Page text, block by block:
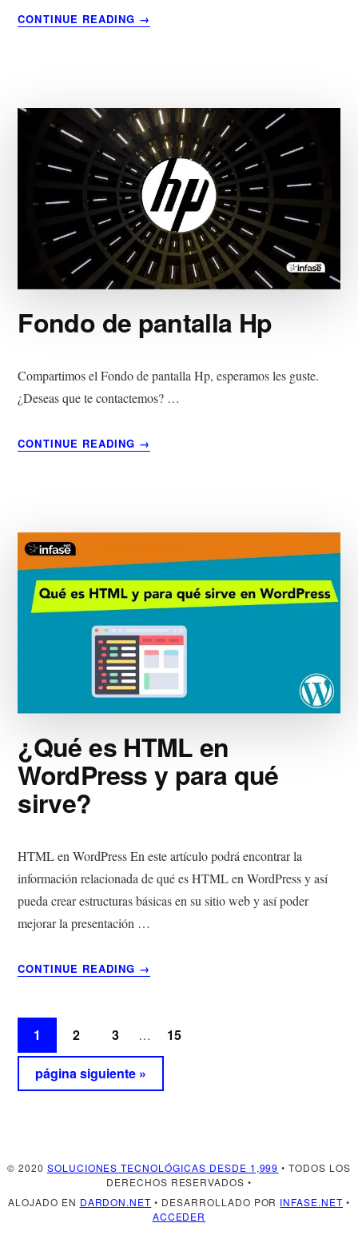
CONTINUE READING
ACERCA
DE
→
Fondo de pantalla Hp
Compartimos el Fondo de pantalla Hp, esperamos les guste.
¿Deseas que te contactemos? …
CONTINUE READING
ACERCA
→
¿Qué es HTML en
WordPress y para qué
sirve?
HTML en WordPress En este artículo podrá encontrar la
información relacionada de qué es HTML en WordPress y así
pueda crear estructuras básicas en su sitio web y así poder
mejorar la presentación …
CONTINUE READING
ACERCA
HTML
EN
WORDPRESS
Y
→
Página
1 Página
2 Página
3
Páginas
omitidas
… Página
15
Ir
a
página siguiente »
© 2020 SOLUCIONES TECNOLÓGICAS DESDE 1,999 • TODOS LOS
DERECHOS RESERVADOS •
ALOJADO EN DARDON.NET • DESARROLLADO POR INFASE.NET •
ACCEDER